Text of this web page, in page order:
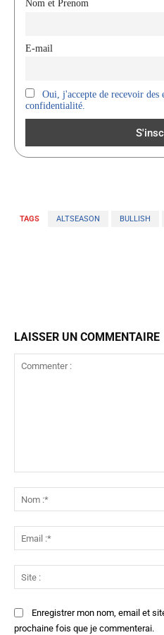
Nom et Prenom
E-mail
Oui, j'accepte de recevoir
confidentialité.
TAGS ALTSEASON BULLISH
LAISSER UN COMMENTAIRE
Enregistrer mon nom, email et
prochaine fois que je commenterai.